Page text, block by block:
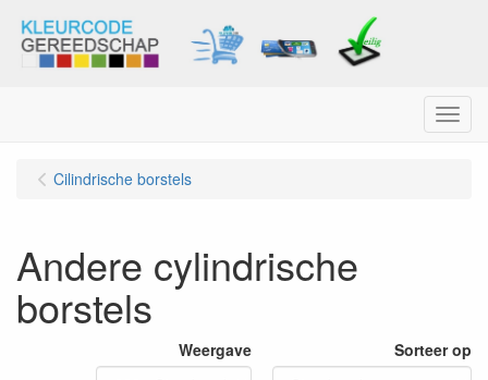
Menu
Cilindrische borstels
Andere cylindrische
borstels
Weergave Sorteer op